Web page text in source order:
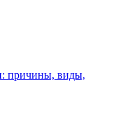
причины, виды,